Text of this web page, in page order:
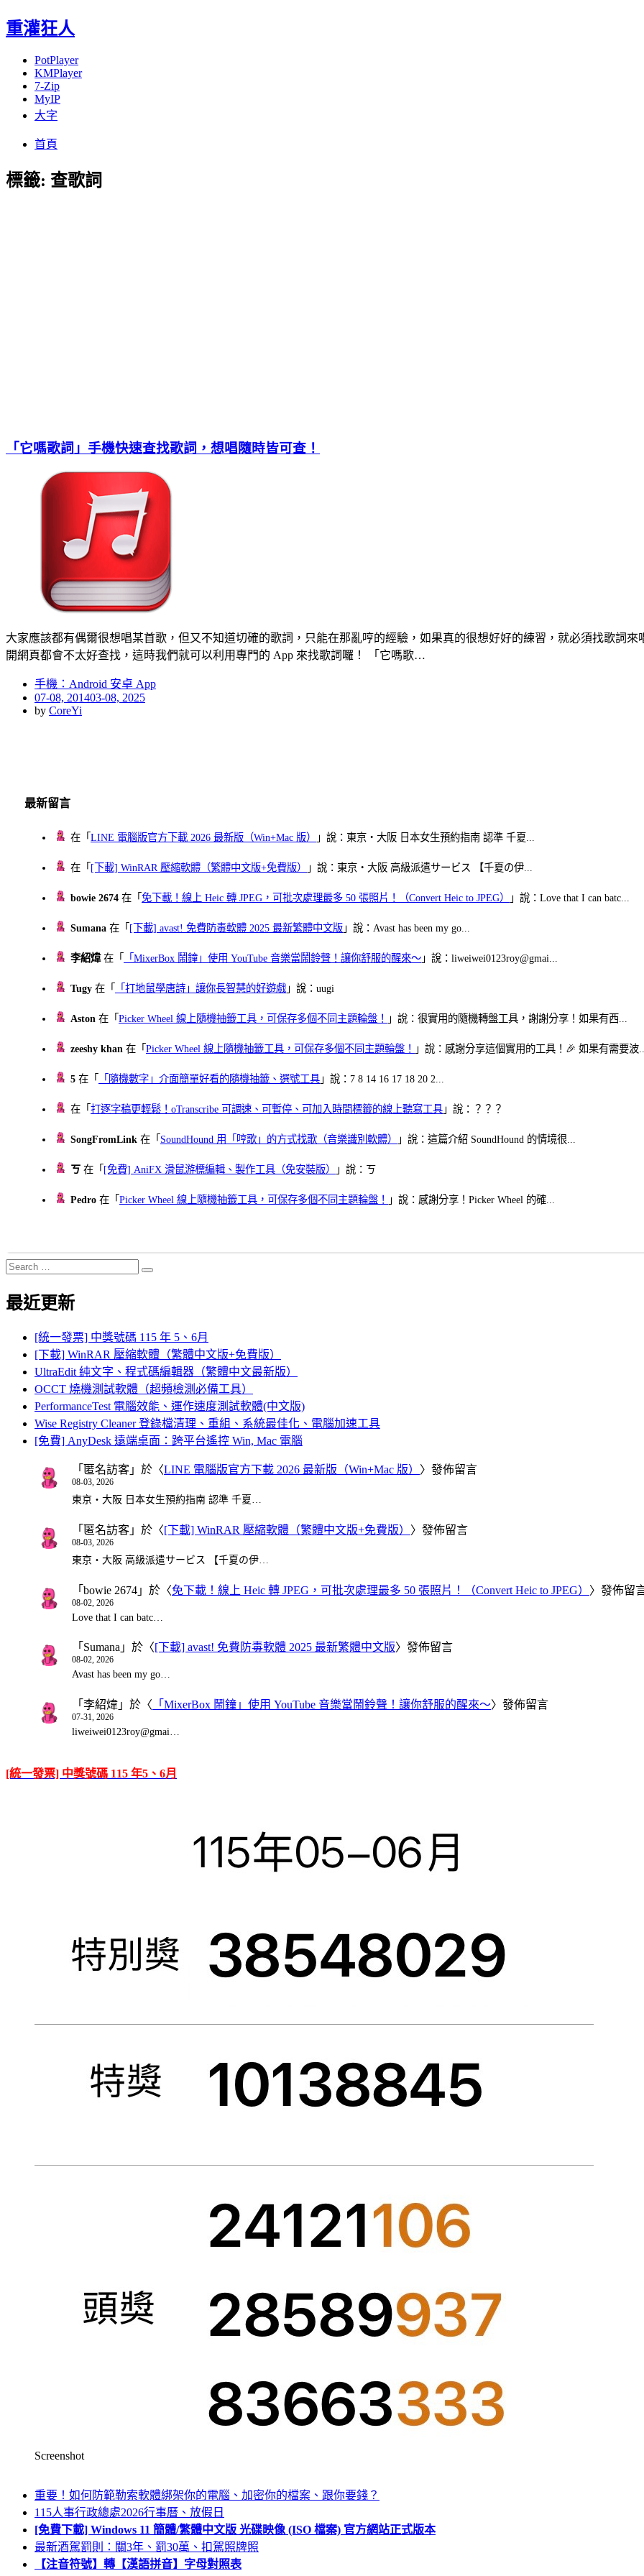
重灌狂人
PotPlayer
KMPlayer
7-Zip
MyIP
大字
首頁
標籤: 查歌詞
「它嗎歌詞」手機快速查找歌詞，想唱隨時皆可查！
大家應該都有偶爾很想唱某首歌，但又不知道切確的歌詞，只能在那亂哼的經驗，如果真的很想好好的練習，就必須找歌詞
開網頁都會不太好查找，這時我們就可以利用專門的 App 來找歌詞囉！ 「它嗎歌…
手機：Android 安卓 App
Posted
on
07-08, 201403-08, 2025
by CoreYi
最新留言
在「LINE 電腦版官方下載 2026 最新版（Win+Mac 版） 」說：東京・大阪 日本女生預約指南 認準 千夏...
在「 [下載] WinRAR 壓縮軟體（繁體中文版+免費版） 」說：東京・大阪 高級派遣サービス 【千夏の伊...
bowie 2674 在「免下載！線上 Heic 轉 JPEG，可批次處理最多 50 張照片！（Convert Heic to JPEG） 」說：Love that I can batc...
Sumana 在「 [下載] avast! 免費防毒軟體 2025 最新繁體中文版 」說：Avast has been my go...
李紹煒在「 「MixerBox 鬧鐘」使用 YouTube 音樂當鬧鈴聲！讓你舒服的醒來～ 」說：liweiwei0123roy@gmai...
Tugy 在「 「打地鼠學唐詩」讓你長智慧的好遊戲 」說：uugi
Aston 在「Picker Wheel 線上隨機抽籤工具，可保存多個不同主題輪盤！ 」說：很實用的隨機轉盤工具，謝謝分享！如果有西...
zeeshy khan 在「Picker Wheel 線上隨機抽籤工具，可保存多個不同主題輪盤！ 」說：感謝分享這個實用的工具！🎉 如果有需要波
5 在「 「隨機數字」介面簡單好看的隨機抽籤、選號工具 」說：7 8 14 16 17 18 20 2...
在「打逐字稿更輕鬆！oTranscribe 可調速、可暫停、可加入時間標籤的線上聽寫工具 」說：？？？
SongFromLink 在「 SoundHound 用「哼歌」的方式找歌（音樂識別軟體） 」說：這篇介紹 SoundHound 的情境很...
ㄎ 在「 [免費] AniFX 滑鼠游標編輯、製作工具（免安裝版） 」說：ㄎ
Pedro 在「Picker Wheel 線上隨機抽籤工具，可保存多個不同主題輪盤！ 」說：感謝分享！Picker Wheel 的確...
Search
for:
Search
最近更新
[統一發票] 中獎號碼 115 年 5、6月
[下載] WinRAR 壓縮軟體（繁體中文版+免費版）
UltraEdit 純文字、程式碼編輯器（繁體中文最新版）
OCCT 燒機測試軟體（超頻檢測必備工具）
PerformanceTest 電腦效能、運作速度測試軟體(中文版)
Wise Registry Cleaner 登錄檔清理、重組、系統最佳化、電腦加速工具
[免費] AnyDesk 遠端桌面：跨平台遙控 Win, Mac 電腦
「 匿名訪客 」於〈LINE 電腦版官方下載 2026 最新版（Win+Mac 版） 〉發佈留言
08-03, 2026
東京・大阪 日本女生預約指南 認準 千夏…
「 匿名訪客 」於〈[下載] WinRAR 壓縮軟體（繁體中文版+免費版） 〉發佈留言
08-03, 2026
東京・大阪 高級派遣サービス 【千夏の伊…
「 bowie 2674 」於〈免下載！線上 Heic 轉 JPEG，可批次處理最多 50 張照片！（Convert Heic to JPEG） 〉發佈留
08-02, 2026
Love that I can batc…
「 Sumana 」於〈[下載] avast! 免費防毒軟體 2025 最新繁體中文版〉發佈留言
08-02, 2026
Avast has been my go…
「 李紹煒 」於〈 「MixerBox 鬧鐘」使用 YouTube 音樂當鬧鈴聲！讓你舒服的醒來～〉發佈留言
07-31, 2026
liweiwei0123roy@gmai…
[統一發票] 中獎號碼 115 年5、6月
Screenshot
重要！如何防範勒索軟體綁架你的電腦、加密你的檔案、跟你要錢？
115人事行政總處2026行事曆、放假日
[免費下載] Windows 11 簡體/繁體中文版 光碟映像 (ISO 檔案) 官方網站正式版本
最新酒駕罰則：關3年、罰30萬、扣駕照牌照
【注音符號】轉【漢語拼音】字母對照表